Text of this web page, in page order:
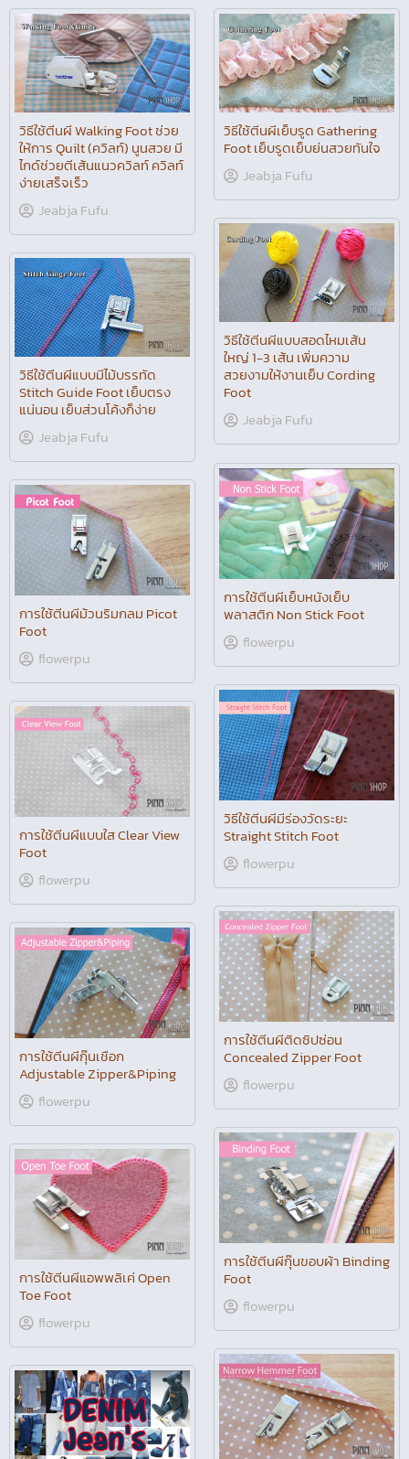
วิธีใช้ตีนผี Walking Foot ช่วย
ให้การ Quilt (ควิลท์) นูนสวย มี
ไกด์ช่วยตีเส้นแนวควิลท์ ควิลท์
ง่ายเสร็จเร็ว
Jeabja Fufu
วิธีใช้ตีนผีเย็บรูด Gathering
Foot เย็บรูดเย็บย่นสวยทันใจ
Jeabja Fufu
วิธีใช้ตีนผีแบบสอดไหมเส้น
ใหญ่ 1-3 เส้น เพิ่มความ
สวยงามให้งานเย็บ Cording
Foot
Jeabja Fufu
วิธีใช้ตีนผีแบบมีไม้บรรทัด
Stitch Guide Foot เย็บตรง
แน่นอน เย็บส่วนโค้งก็ง่าย
Jeabja Fufu
การใช้ตีนผีเย็บหนังเย็บ
พลาสติก Non Stick Foot
flowerpu
การใช้ตีนผีม้วนริมกลม Picot
Foot
flowerpu
วิธีใช้ตีนผีมีร่องวัดระยะ
Straight Stitch Foot
flowerpu
การใช้ตีนผีแบบใส Clear View
Foot
flowerpu
การใช้ตีนผีติดซิปซ่อน
Concealed Zipper Foot
flowerpu
การใช้ตีนผีกุ๊นเชือก
Adjustable Zipper&Piping
flowerpu
การใช้ตีนผีกุ๊นขอบผ้า Binding
Foot
flowerpu
การใช้ตีนผีแอพพลิเค่ Open
Toe Foot
flowerpu